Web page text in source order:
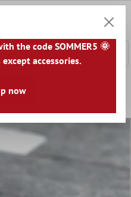
Maywald
the code SOMMER5 🌞
accessories.
now